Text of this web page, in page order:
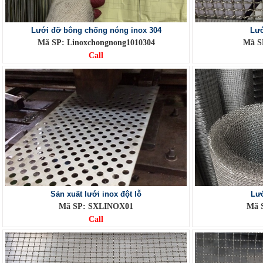
Lưới đỡ bông chống nóng inox 304
Mã SP: Linoxchongnong1010304
Call
Mã
Sản xuất lưới inox đột lỗ
Mã SP: SXLINOX01
Call
Mã